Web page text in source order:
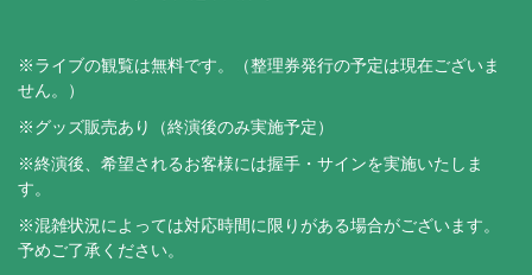
※ライブの観覧は無料です。（整理券発行の予定は現在ございま
せん。）
※グッズ販売あり（終演後のみ実施予定）
※終演後、希望されるお客様には握手・サインを実施いたしま
す。
※混雑状況によっては対応時間に限りがある場合がございます。
予めご了承ください。